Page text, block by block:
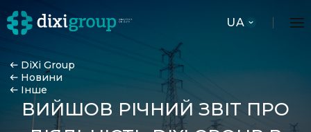
UA
DiXi Group
Новини
Інше
ВИЙШОВ РІЧНИЙ ЗВІТ ПРО